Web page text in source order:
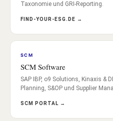
Taxonomie und GRI-Reporting.
FIND-YOUR-ESG.DE →
SCM
SCM Software
SAP IBP, o9 Solutions, Kinaxis &
Planning, S&OP und Supplier
SCM PORTAL →